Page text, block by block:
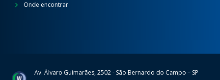
Onde encontrar
WheatonAv. Álvaro Guimarães, 2502 - São Bernardo do Campo – SP